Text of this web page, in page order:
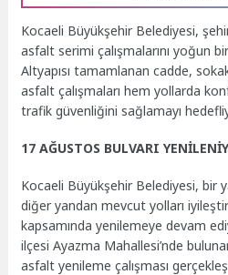
Kocaeli Büyükşehir Belediyesi,
asfalt serimi çalışmalarını yoğun
Altyapısı tamamlanan cadde,
asfalt çalışmaları hem yollarda
trafik güvenliğini sağlamayı
17 AĞUSTOS BULVARI
Kocaeli Büyükşehir Belediyesi, bir
diğer yandan mevcut yolları
kapsamında yenilemeye devam
ilçesi Ayazma Mahallesi’nde
asfalt yenileme çalışması